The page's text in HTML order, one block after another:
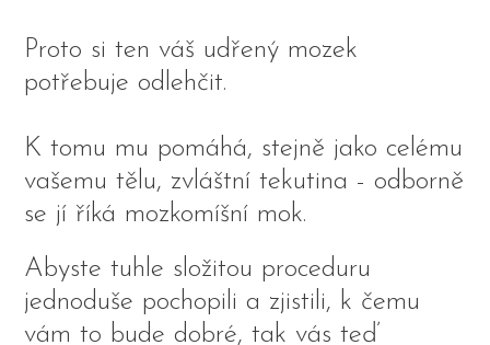
Proto si ten váš udřený mozek
potřebuje odlehčit.
K tomu mu pomáhá, stejně jako celému
vašemu tělu, zvláštní tekutina - odborně
se jí říká mozkomíšní mok.
Abyste tuhle složitou proceduru
jednoduše pochopili a zjistili, k čemu
vám to bude dobré, tak vás teď